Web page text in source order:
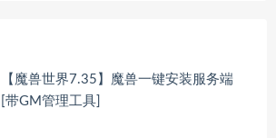
【魔兽世界7.35】魔兽一键安装服务端
[带GM管理工具]